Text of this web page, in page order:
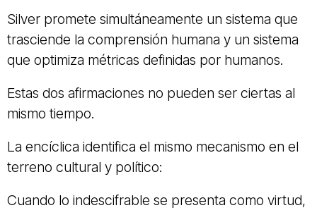
Silver promete simultáneamente un sistema que
trasciende la comprensión humana y un sistema
que optimiza métricas definidas por humanos.
Estas dos afirmaciones no pueden ser ciertas al
mismo tiempo.
La encíclica identifica el mismo mecanismo en el
terreno cultural y político:
Cuando lo indescifrable se presenta como virtud,